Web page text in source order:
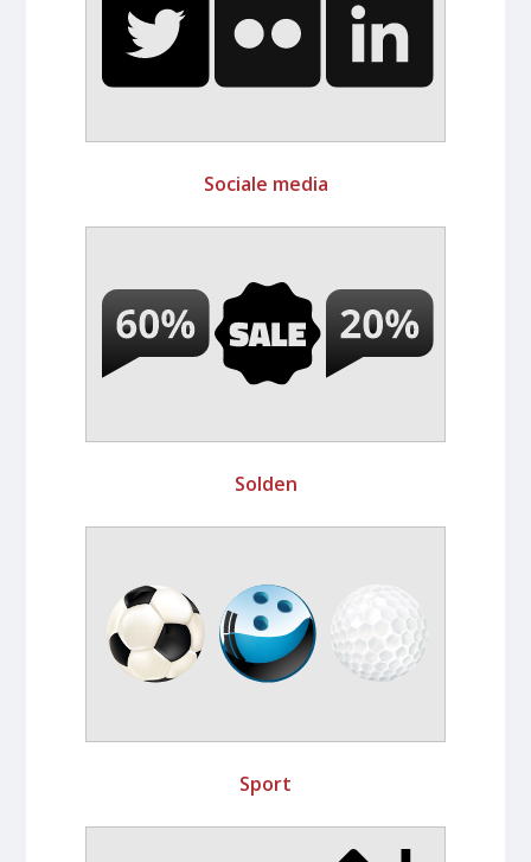
Sociale media
Solden
Sport